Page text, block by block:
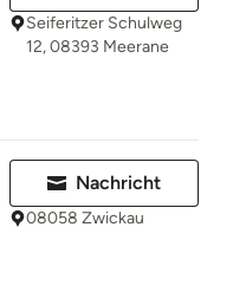
Seiferitzer Schulweg
12, 08393 Meerane
Nachricht
08058 Zwickau